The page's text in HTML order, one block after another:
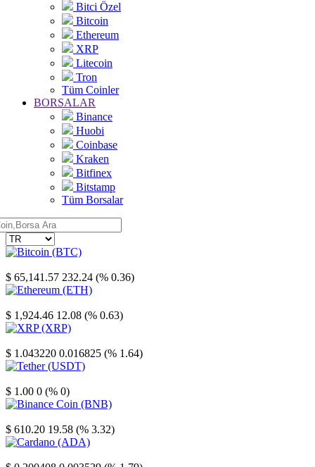
Bitci Özel
Bitcoin
Ethereum
XRP
Litecoin
Tron
Tüm Coinler
BORSALAR
Binance
Huobi
Coinbase
Kraken
Bitfinex
Bitstamp
Tüm Borsalar
$ 65,141.57 232.24 (% 0.36)
$ 1,924.46 12.08 (% 0.63)
$ 1.043220 0.016825 (% 1.64)
$ 1.00 0 (% 0)
$ 610.20 19.58 (% 3.32)